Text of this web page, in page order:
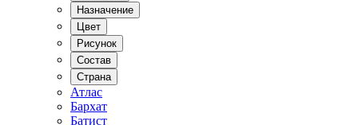
Назначение
Цвет
Рисунок
Состав
Страна
Атлас
Бархат
Батист